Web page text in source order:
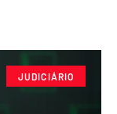
JUDICIÁRIO